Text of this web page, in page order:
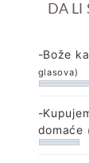
DA LI
-Bože
glasova)
-
domaće